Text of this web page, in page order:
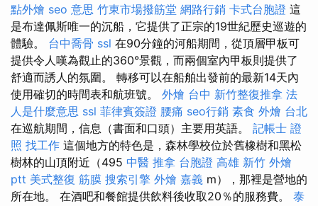
點外燴 seo 意思 竹東市場撥筋堂 網路行銷 卡式台胞證 這
是布達佩斯唯一的沉船，它提供了正宗的19世紀歷史巡遊的
體驗。 台中喬骨 ssl 在90分鐘的河船期間，從頂層甲板可
提供令人嘆為觀止的360°景觀，而兩個室內甲板則提供了
舒適而誘人的氛圍。 轉移可以在船舶出發前的最新14天內
使用確切的時間表和航班號。 外燴 台中 新竹整復推拿 法
人是什麼意思 ssl 菲律賓簽證 腰痛 seo行銷 素食 外燴 台北
在巡航期間，信息（書面和口頭）主要用英語。 記帳士 證
照 找工作 這個地方的特色是，森林學校位於舊橡樹和黑松
樹林的山頂附近（495 中醫 推拿 台胞證 高雄 新竹 外燴
ptt 美式整復 筋膜 搜索引擎 外燴 嘉義 m），那裡是營地的
所在地。 在酒吧和餐館提供飲料後收取20％的服務費。 泰